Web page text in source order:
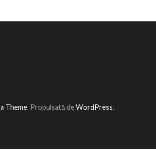
Theme. Propulsată deWordPress.